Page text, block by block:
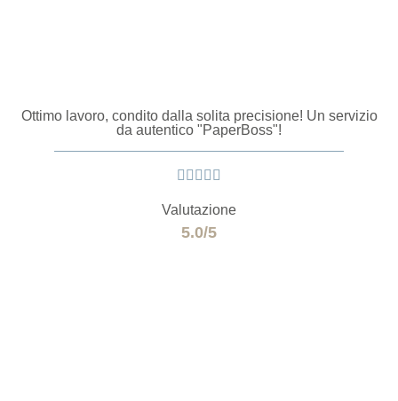
Ottimo lavoro, condito dalla solita precisione! Un servizio
da autentico "PaperBoss"!
    
Valutazione
5.0/5